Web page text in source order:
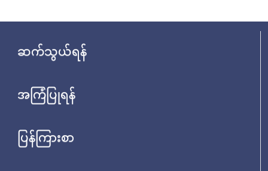
ဆက်သွယ်ရန်
အကြံပြုရန်
ပြန်ကြားစာ